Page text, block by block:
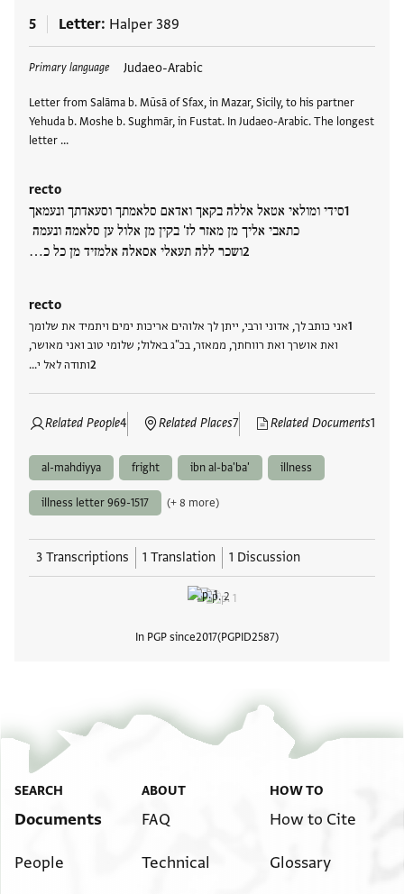
5 Letter Halper 389
Primary language Judaeo-Arabic
Letter from Salāma b. Mūsā of Sfax, in Mazar, Sicily, to his partner
Yehuda b. Moshe b. Sughmār, in Fustat. In Judaeo-Arabic. The longest
letter …
recto
סידי ומולאי אטאל אללה בקאך ואדאם סלאמתך וסעאדתך ונעמאך
כתאבי אליך מן מאזר לז' בקין מן אלול ען סלאמה ונעמה
ושכר ללה תעאלי אסאלה אלמזיד מן כל כ…
recto
אני כותב לך, אדוני ורבי, ייתן לך אלוהים אריכות ימים ויתמיד את שלומך
ואת אושרך ואת רווחתך, ממאזר, בכ"ג באלול; שלומי טוב ואני מאושר,
ותודה לאל י…
Related People4 Related Places7 Related Documents1
Tags
al-mahdiyya fright ibn al-ba'ba' illness
illness letter 969-1517 (+ 8 more)
3 Transcriptions 1 Translation 1 Discussion
In PGP since2017 PGPID2587
SEARCH
Documents
People
ABOUT
FAQ
Technical
HOW TO
How to Cite
Glossary